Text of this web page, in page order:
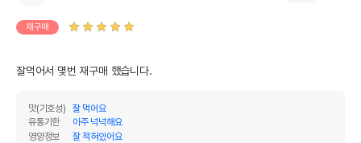
재구매
잘먹어서 몇번 재구매 했습니다.
맛(기호성)
잘 먹어요
유통기한
아주 넉넉해요
영양정보
잘 적혀있어요